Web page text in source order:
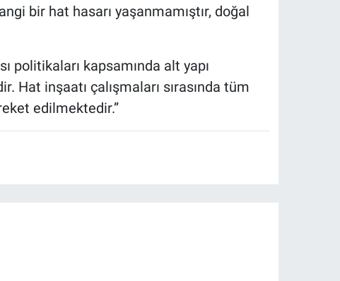
bir hat hasarı yaşanmamıştır, doğal
politikaları kapsamında alt yapı
Hat inşaatı çalışmaları sırasında tüm
edilmektedir.”